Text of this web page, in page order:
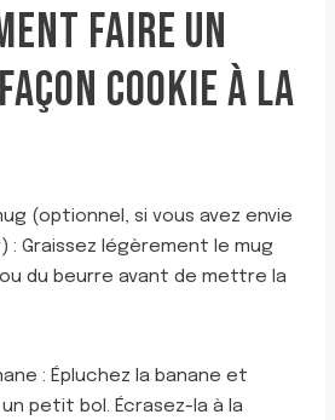
FAIRE UN
COOKIE À LA
(optionnel, si vous avez envie
: Graissez légèrement le mug
ou du beurre avant de mettre la
: Épluchez la banane et
petit bol. Écrasez-la à la